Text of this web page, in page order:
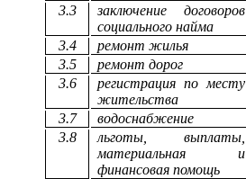
3.3
заключение договоров
социального найма
3.4 ремонт жилья
3.5
ремонт дорог
3.6
регистрация по месту
жительства
3.7 водоснабжение
3.8
льготы, выплаты,
материальная и
финансовая помощь